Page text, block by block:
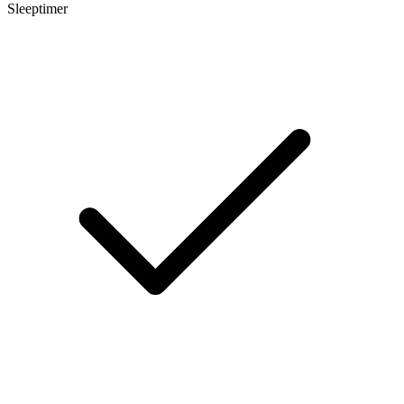
Sleeptimer